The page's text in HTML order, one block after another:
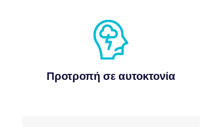
Προτροπή σε αυτοκτονία